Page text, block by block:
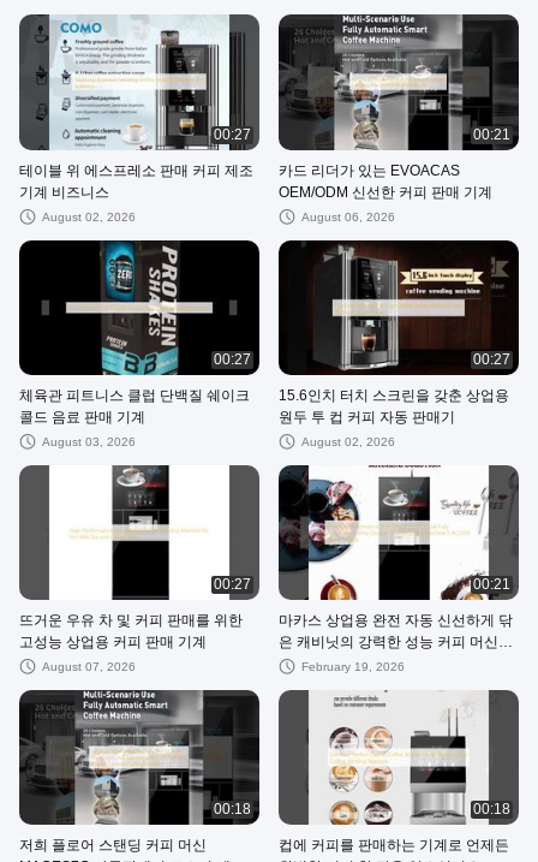
00:27
테이블 위 에스프레소 판매 커피 제조
기계 비즈니스
August 02, 2026
00:21
카드 리더가 있는 EVOACAS
OEM/ODM 신선한 커피 판매 기계
August 06, 2026
00:27
체육관 피트니스 클럽 단백질 쉐이크
콜드 음료 판매 기계
August 03, 2026
00:27
15.6인치 터치 스크린을 갖춘 상업용
원두 투 컵 커피 자동 판매기
August 02, 2026
00:27
뜨거운 우유 차 및 커피 판매를 위한
고성능 상업용 커피 판매 기계
August 07, 2026
00:21
마카스 상업용 완전 자동 신선하게 닦
은 캐비닛의 강력한 성능 커피 머신의
AC230V 전원 공급
February 19, 2026
00:18
저희 플로어 스탠딩 커피 머신
00:18
컵에 커피를 판매하는 기계로 언제든